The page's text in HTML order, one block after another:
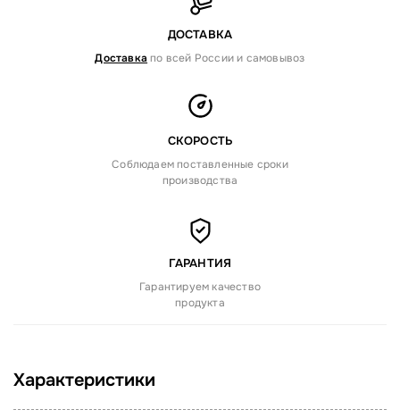
ДОСТАВКА
Доставка по всей России и самовывоз
СКОРОСТЬ
Соблюдаем поставленные сроки
производства
ГАРАНТИЯ
Гарантируем качество
продукта
Характеристики